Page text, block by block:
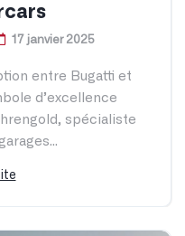
17 janvier 2025
entre Bugatti et
d’excellence
spécialiste